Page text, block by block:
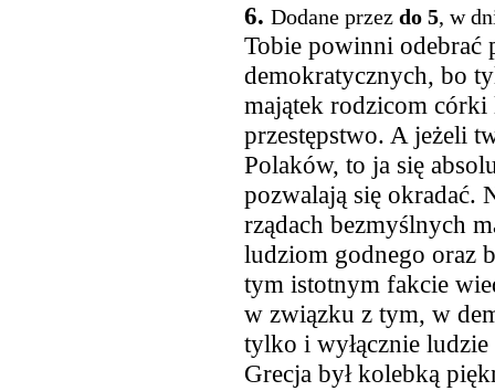
6. Dodane przez do 5, w
Tobie powinni odebrać
demokratycznych, bo
majątek rodzicom
przestępstwo. A jeżeli
Polaków, to ja się
pozwalają się okradać.
rządach bezmyślnych
ludziom godnego oraz
tym istotnym fakcie
w związku z tym, w
tylko i wyłącznie
Grecja był kolebką